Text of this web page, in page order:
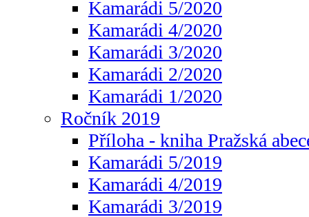
Kamarádi 5/2020
Kamarádi 4/2020
Kamarádi 3/2020
Kamarádi 2/2020
Kamarádi 1/2020
Ročník 2019
Příloha - kniha Pražská
Kamarádi 5/2019
Kamarádi 4/2019
Kamarádi 3/2019